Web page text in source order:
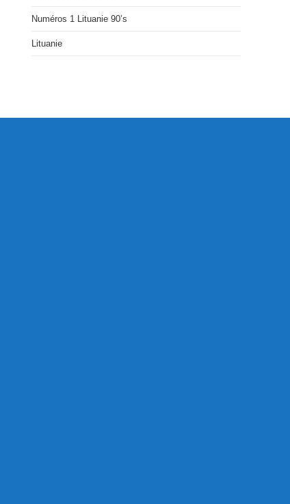
Numéros 1 Lituanie 90’s
Lituanie